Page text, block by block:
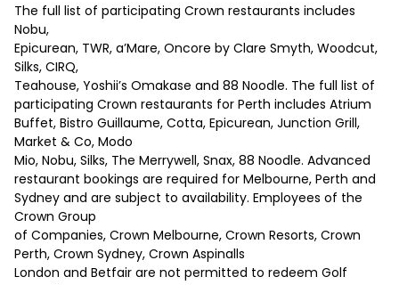
The full list of participating Crown restaurants includes
Nobu,
Epicurean, TWR, a’Mare, Oncore by Clare Smyth, Woodcut,
Silks, CIRQ,
Teahouse, Yoshii’s Omakase and 88 Noodle. The full list of
participating Crown restaurants for Perth includes Atrium
Buffet, Bistro Guillaume, Cotta, Epicurean, Junction Grill,
Market & Co, Modo
Mio, Nobu, Silks, The Merrywell, Snax, 88 Noodle. Advanced
restaurant bookings are required for Melbourne, Perth and
Sydney and are subject to availability. Employees of the
Crown Group
of Companies, Crown Melbourne, Crown Resorts, Crown
Perth, Crown Sydney, Crown Aspinalls
London and Betfair are not permitted to redeem Golf